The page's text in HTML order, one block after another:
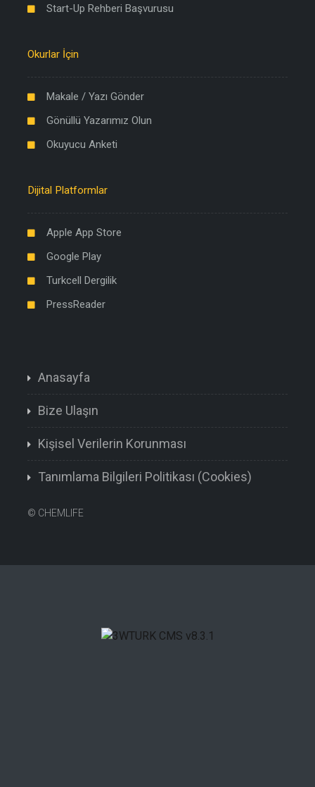
Start-Up Rehberi Başvurusu
Okurlar İçin
Makale / Yazı Gönder
Gönüllü Yazarımız Olun
Okuyucu Anketi
Dijital Platformlar
Apple App Store
Google Play
Turkcell Dergilik
PressReader
Anasayfa
Bize Ulaşın
Kişisel Verilerin Korunması
Tanımlama Bilgileri Politikası (Cookies)
© CHEMLIFE